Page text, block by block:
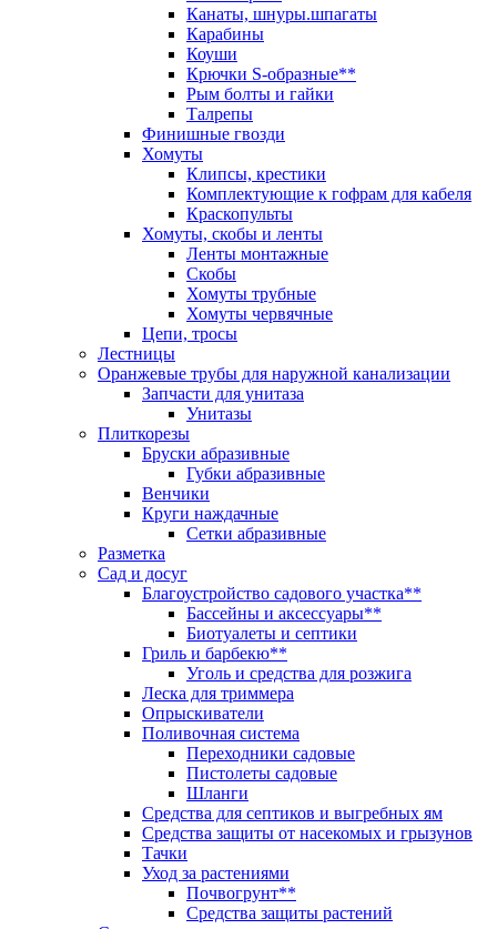
Канаты, шнуры.шпагаты
Карабины
Коуши
Крючки S-образные**
Рым болты и гайки
Талрепы
Финишные гвозди
Хомуты
Клипсы, крестики
Комплектующие к гофрам для кабеля
Краскопульты
Хомуты, скобы и ленты
Ленты монтажные
Скобы
Хомуты трубные
Хомуты червячные
Цепи, тросы
Лестницы
Оранжевые трубы для наружной канализации
Запчасти для унитаза
Унитазы
Плиткорезы
Бруски абразивные
Губки абразивные
Венчики
Круги наждачные
Сетки абразивные
Разметка
Сад и досуг
Благоустройство садового участка**
Бассейны и аксессуары**
Биотуалеты и септики
Гриль и барбекю**
Уголь и средства для розжига
Леска для триммера
Опрыскиватели
Поливочная система
Переходники садовые
Пистолеты садовые
Шланги
Средства для септиков и выгребных ям
Средства защиты от насекомых и грызунов
Тачки
Уход за растениями
Почвогрунт**
Средства защиты растений